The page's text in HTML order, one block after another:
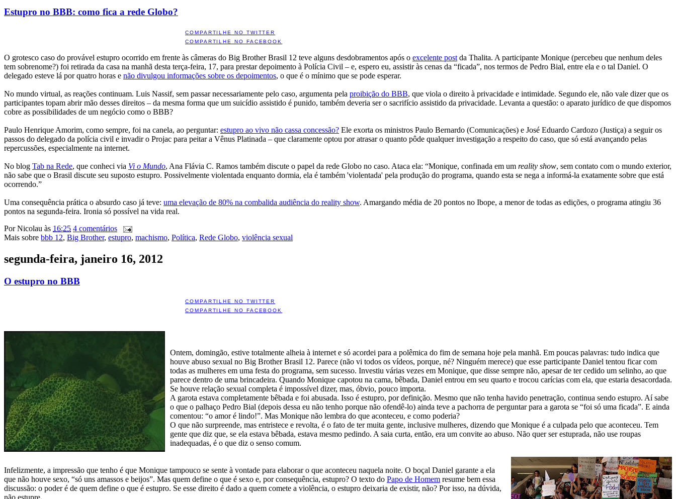
Estupro no BBB: como fica a rede Globo?
COMPARTILHE NO TWITTER
COMPARTILHE NO FACEBOOK
O grotesco caso do provável estupro ocorrido em frente às câmeras do Big Brother Brasil 12 teve alguns desdobramentos após o excelente post da Thalita. A participante Monique (percebeu que nenhum deles
tem sobrenome?) foi retirada da casa na manhã desta terça-feira, 17, para prestar depoimento à Polícia Civil – e, espero eu, assistir às cenas da “ficada”, nos termos de Pedro Bial, entre ela e o tal Daniel. O
delegado esteve lá por quatro horas e não divulgou informações sobre os depoimentos, o que é o mínimo que se pode esperar.
No mundo virtual, as reações continuam. Luis Nassif, sem passar necessariamente pelo caso, argumenta pela proibição do BBB, que viola o direito à privacidade e intimidade. Segundo ele, não vale dizer que os
participantes topam abrir mão desses direitos – da mesma forma que um suicídio assistido é punido, também deveria ser o sacrifício assistido da privacidade. Levanta a questão: o aparato jurídico de que dispomos
cobre as possibilidades de um negócio como o BBB?
Paulo Henrique Amorim, como sempre, foi na canela, ao perguntar: estupro ao vivo não cassa concessão? Ele exorta os ministros Paulo Bernardo (Comunicações) e José Eduardo Cardozo (Justiça) a seguir os
passos do delegado da polícia civil e invadir o Projac para peitar a Vênus Platinada – que claramente optou por atrasar o quanto pôde qualquer investigação a respeito do caso, que só está avançando pelas
repercussões, especialmente na internet.
No blog Tab na Rede, que conheci via Vi o Mundo, Ana Flávia C. Ramos também discute o papel da rede Globo no caso. Ataca ela: “Monique, confinada em um reality show, sem contato com o mundo exterior,
não sabe que o Brasil discute seu suposto estupro. Possivelmente violentada enquanto dormia, ela é também 'violentada' pela produção do programa, quando esta se nega a informá-la exatamente sobre que está
ocorrendo.”
Uma consequência prática o absurdo caso já teve: uma elevação de 80% na combalida audiência do reality show. Amargando média de 20 pontos no Ibope, a menor de todas as edições, o programa atingiu 36
pontos na segunda-feira. Ironia só possível na vida real.
PorNicolau às 16:25 4 comentários
Mais sobre bbb 12, Big Brother, estupro, machismo, Política, Rede Globo, violência sexual
segunda-feira, janeiro 16, 2012
O estupro no BBB
COMPARTILHE NO TWITTER
COMPARTILHE NO FACEBOOK
Ontem, domingão, estive totalmente alheia à internet e só acordei para a polêmica do fim de semana hoje pela manhã. Em poucas palavras: tudo indica que
houve abuso sexual no Big Brother Brasil 12. Parece (não vi todos os vídeos, porque, né? Ninguém merece) que esse participante Daniel tentou ficar com
todas as mulheres em uma festa do programa, sem sucesso. Investiu várias vezes em Monique, que disse sempre não, apesar de ter cedido um selinho, ao que
parece dentro de uma brincadeira. Quando Monique capotou na cama, bêbada, Daniel entrou em seu quarto e trocou carícias com ela, que estaria desacordada.
Se houve relação sexual completa é impossível dizer, mas, óbvio, pouco importa.
A garota estava completamente bêbada e foi abusada. Isso é estupro, por definição. Mesmo que não tenha havido penetração, continua sendo estupro. Aí sabe
o que o palhaço Pedro Bial (depois dessa eu não tenho porque não ofendê-lo) ainda teve a pachorra de perguntar para a garota se “foi só uma ficada”. E ainda
comentou: “o amor é lindo!”. Mas Monique não lembra do que aconteceu, e como poderia?
O que não surpreende, mas entristece e revolta, é o fato de ter muita gente, inclusive mulheres, dizendo que Monique é a culpada pelo que aconteceu. Tem
gente que diz que, se ela estava bêbada, estava mesmo pedindo. A saia curta, então, era um convite ao abuso. Não quer ser estuprada, não use roupas
inadequadas, é o que diz o senso comum.
Infelizmente, a impressão que tenho é que Monique tampouco se sente à vontade para elaborar o que aconteceu naquela noite. O boçal Daniel garante a ela
que não houve sexo, “só uns amassos e beijos”. Mas quem define o que é sexo e, por consequência, estupro? O texto do Papo de Homem resume bem essa
discussão: o poder é de quem define o que é estupro. Se esse direito é dado a quem comete a violência, o estupro deixaria de existir, não? Por isso, na dúvida,